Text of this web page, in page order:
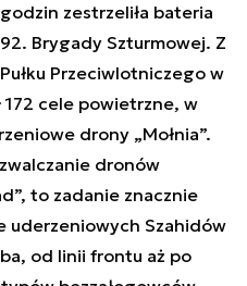
zestrzeliła bateria
Brygady Szturmowej. Z
Przeciwlotniczego w
172 cele powietrzne, w
drony „Mołnia”.
dronów
to zadanie znacznie
uderzeniowych Szahidów
od linii frontu aż po